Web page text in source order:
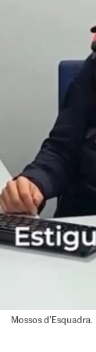
Mossos d'Esquadra.